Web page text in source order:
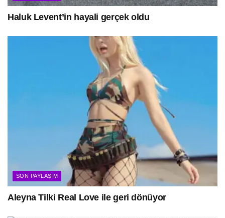
Haluk Levent’in hayali gerçek oldu
SON PAYLAŞIM
Aleyna Tilki Real Love ile geri dönüyor